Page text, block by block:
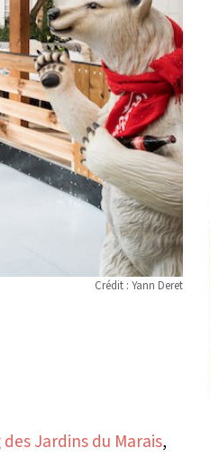
Crédit : Yann Deret
Jardins du Marais,